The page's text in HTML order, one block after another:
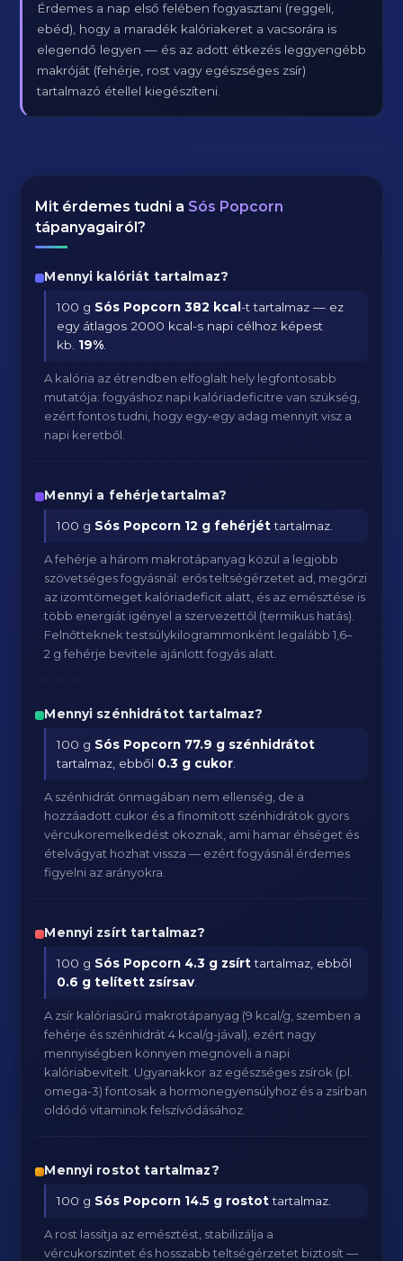
Érdemes a nap első felében fogyasztani (reggeli,
ebéd), hogy a maradék kalóriakeret a vacsorára is
elegendő legyen — és az adott étkezés leggyengébb
makróját (fehérje, rost vagy egészséges zsír)
tartalmazó étellel kiegészíteni.
Mit érdemes tudni a Sós Popcorn
tápanyagairól?
Mennyi kalóriát tartalmaz?
100 g Sós Popcorn 382 kcal-t tartalmaz — ez
egy átlagos 2000 kcal-s napi célhoz képest
kb. 19%
A kalória az étrendben elfoglalt hely legfontosabb
mutatója: fogyáshoz napi kalóriadeficitre van szükség,
ezért fontos tudni, hogy egy-egy adag mennyit visz a
napi keretből.
Mennyi a fehérjetartalma?
100 g Sós Popcorn 12 g fehérjéttartalmaz.
A fehérje a három makrotápanyag közül a legjobb
szövetséges fogyásnál: erős teltségérzetet ad, megőrzi
az izomtömeget kalóriadeficit alatt, és az emésztése is
több energiát igényel a szervezettől (termikus hatás).
Felnőtteknek testsúlykilogrammonként legalább 1,6–
2 g fehérje bevitele ajánlott fogyás alatt.
Mennyi szénhidrátot tartalmaz?
100 g Sós Popcorn 77.9 g szénhidrátot
tartalmaz, ebből 0.3 g cukor
A szénhidrát önmagában nem ellenség, de a
hozzáadott cukor és a finomított szénhidrátok gyors
vércukoremelkedést okoznak, ami hamar éhséget és
ételvágyat hozhat vissza — ezért fogyásnál érdemes
figyelni az arányokra.
Mennyi zsírt tartalmaz?
100 g Sós Popcorn 4.3 g zsírttartalmaz, ebből
0.6 g telített zsírsav
A zsír kalóriasűrű makrotápanyag (9 kcal/g, szemben a
fehérje és szénhidrát 4 kcal/g-jával), ezért nagy
mennyiségben könnyen megnöveli a napi
kalóriabevitelt. Ugyanakkor az egészséges zsírok (pl.
omega-3) fontosak a hormonegyensúlyhoz és a zsírban
oldódó vitaminok felszívódásához.
Mennyi rostot tartalmaz?
100 g Sós Popcorn 14.5 g rostottartalmaz.
A rost lassítja az emésztést, stabilizálja a
vércukorszintet és hosszabb teltségérzetet biztosít —